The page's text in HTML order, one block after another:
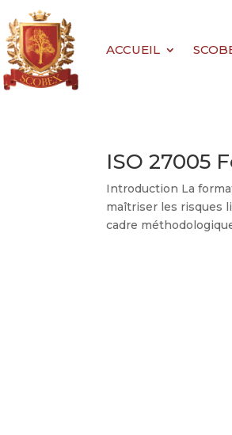
ACCUEIL
ISO 27005
Introduction La
maîtriser les risques
cadre